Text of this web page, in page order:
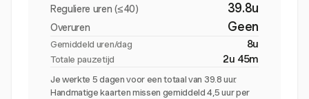
Reguliere uren (≤40) 39.8u
Overuren Geen
Gemiddeld uren/dag 8u
Totale pauzetijd 2u 45m
Je werkte 5 dagen voor een totaal van 39.8 uur.
Handmatige kaarten missen gemiddeld 4,5 uur per